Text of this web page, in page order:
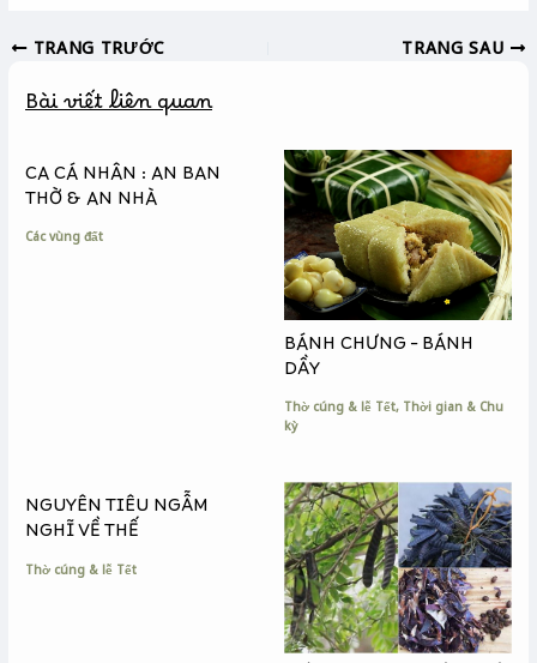
e
o
k
s
n
e
r
y
i
k
TRANG TRƯỚC TRANG SAU
Bài viết liên quan
CA CÁ NHÂN : AN BAN
THỜ & AN NHÀ
Các vùng đất
BÁNH CHƯNG – BÁNH
DẦY
Thờ cúng & lễ Tết, Thời gian & Chu
kỳ
NGUYÊN TIÊU NGẪM
NGHĨ VỀ THẾ
Thờ cúng & lễ Tết